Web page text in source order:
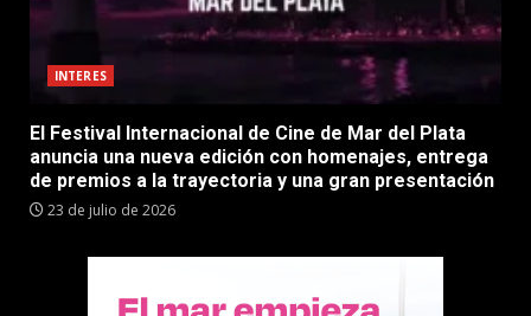
INTERES
El Festival Internacional de Cine de Mar del Plata
anuncia una nueva edición con homenajes, entrega
de premios a la trayectoria y una gran presentación
23 de julio de 2026